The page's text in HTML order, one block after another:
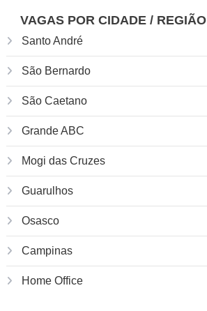
VAGAS POR CIDADE / REGIÃO
Santo André
São Bernardo
São Caetano
Grande ABC
Mogi das Cruzes
Guarulhos
Osasco
Campinas
Home Office